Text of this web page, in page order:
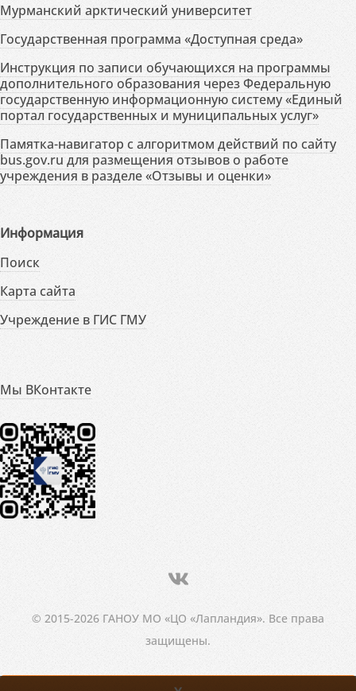
Мурманский арктический университет
Государственная программа «Доступная среда»
Инструкция по записи обучающихся на программы
дополнительного образования через Федеральную
государственную информационную систему «Единый
портал государственных и муниципальных услуг»
Памятка-навигатор с алгоритмом действий по сайту
bus.gov.ru для размещения отзывов о работе
учреждения в разделе «Отзывы и оценки»
Информация
Поиск
Карта сайта
Учреждение в ГИС ГМУ
Мы ВКонтакте
© 2015-2026 ГАНОУ МО «ЦО «Лапландия». Все права
защищены.